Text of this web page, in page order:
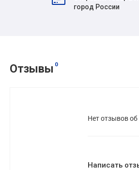
город России
Отзывы 0
Нет отзывов об
Написать